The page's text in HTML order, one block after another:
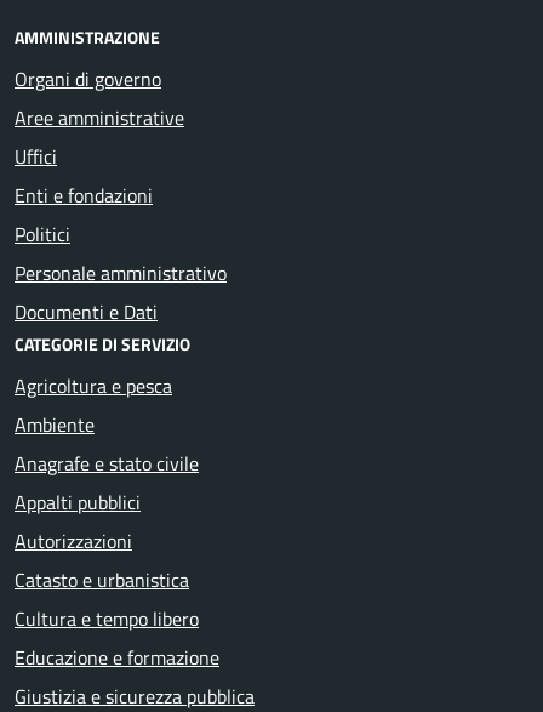
AMMINISTRAZIONE
Organi di governo
Aree amministrative
Uffici
Enti e fondazioni
Politici
Personale amministrativo
Documenti e Dati
CATEGORIE DI SERVIZIO
Agricoltura e pesca
Ambiente
Anagrafe e stato civile
Appalti pubblici
Autorizzazioni
Catasto e urbanistica
Cultura e tempo libero
Educazione e formazione
Giustizia e sicurezza pubblica